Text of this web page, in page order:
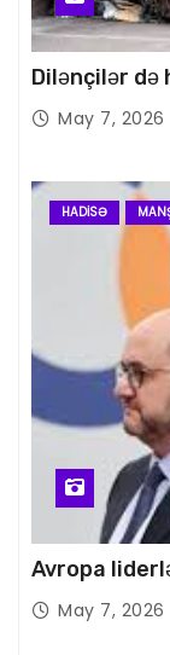
Dilənçilər də
May 7, 2026
HADISƏ
Avropa
May 7, 2026